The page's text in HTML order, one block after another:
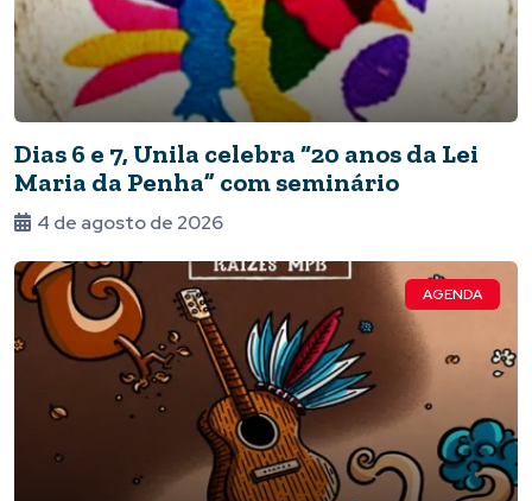
Dias 6 e 7, Unila celebra “20 anos da Lei
Maria da Penha” com seminário
4 de agosto de 2026
AGENDA